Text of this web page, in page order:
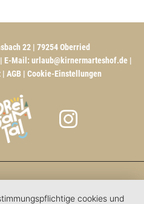
22 | 79254 Oberried
E-Mail: urlaub@kirnermarteshof.de |
| AGB | Cookie-Einstellungen
cookies und